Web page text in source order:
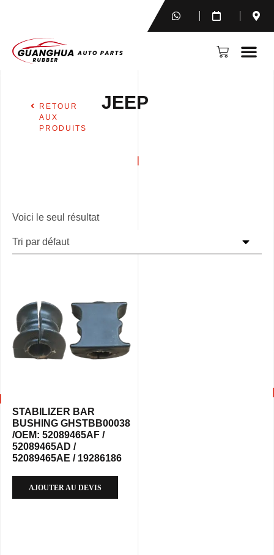
RETOUR
AUX
PRODUITS
JEEP
Voici le seul résultat
STABILIZER BAR
BUSHING GHSTBB00038
/OEM: 52089465AF /
52089465AD /
52089465AE / 19286186
AJOUTER AU DEVIS